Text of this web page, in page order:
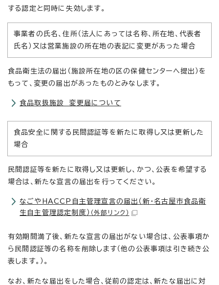
する認定と同時に失効します。
事業者の氏名、住所（法人にあっては名称、所在地、代表者
氏名）又は営業施設の所在地の表記に変更があった場合
食品衛生法の届出（施設所在地の区の保健センターへ提出）を
もって、変更の届出があったものとみなします。
食品取扱施設 変更届について
食品安全に関する民間認証等を新たに取得し又は更新した
場合
民間認証等を新たに取得し又は更新し、かつ、公表を希望する
場合は、新たな宣言の届出を行ってください。
なごやHACCP自主管理宣言の届出（新・名古屋市食品衛
生自主管理認定制度） （外部リンク）
有効期間満了後、新たな宣言の届出がない場合は、公表事項か
ら民間認証等の名称を削除します（他の公表事項は引き続き公
表します。）。
なお、新たな届出をした場合、従前の認定は、新たな届出に対